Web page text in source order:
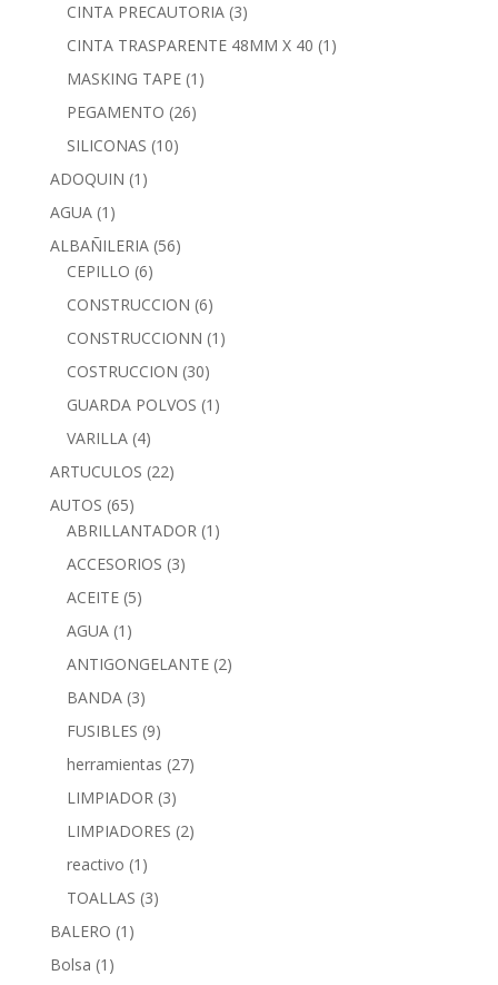
CINTA PRECAUTORIA (3)
CINTA TRASPARENTE 48MM X 40 (1)
MASKING TAPE (1)
PEGAMENTO (26)
SILICONAS (10)
ADOQUIN (1)
AGUA (1)
ALBAÑILERIA (56)
CEPILLO (6)
CONSTRUCCION (6)
CONSTRUCCIONN (1)
COSTRUCCION (30)
GUARDA POLVOS (1)
VARILLA (4)
ARTUCULOS (22)
AUTOS (65)
ABRILLANTADOR (1)
ACCESORIOS (3)
ACEITE (5)
AGUA (1)
ANTIGONGELANTE (2)
BANDA (3)
FUSIBLES (9)
herramientas (27)
LIMPIADOR (3)
LIMPIADORES (2)
reactivo (1)
TOALLAS (3)
BALERO (1)
Bolsa (1)